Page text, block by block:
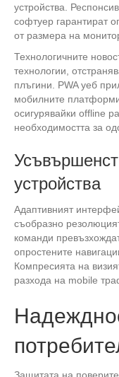
устройства.
софтуер гарантират
от размера на
Технологичните
технологии,
плъгини. PWA уеб
мобилните
осигурявайки offline
необходимостта за
устройства
Адаптивният
съобразно
команди
опростените
Компресията на
разхода на mobile
Защитата на